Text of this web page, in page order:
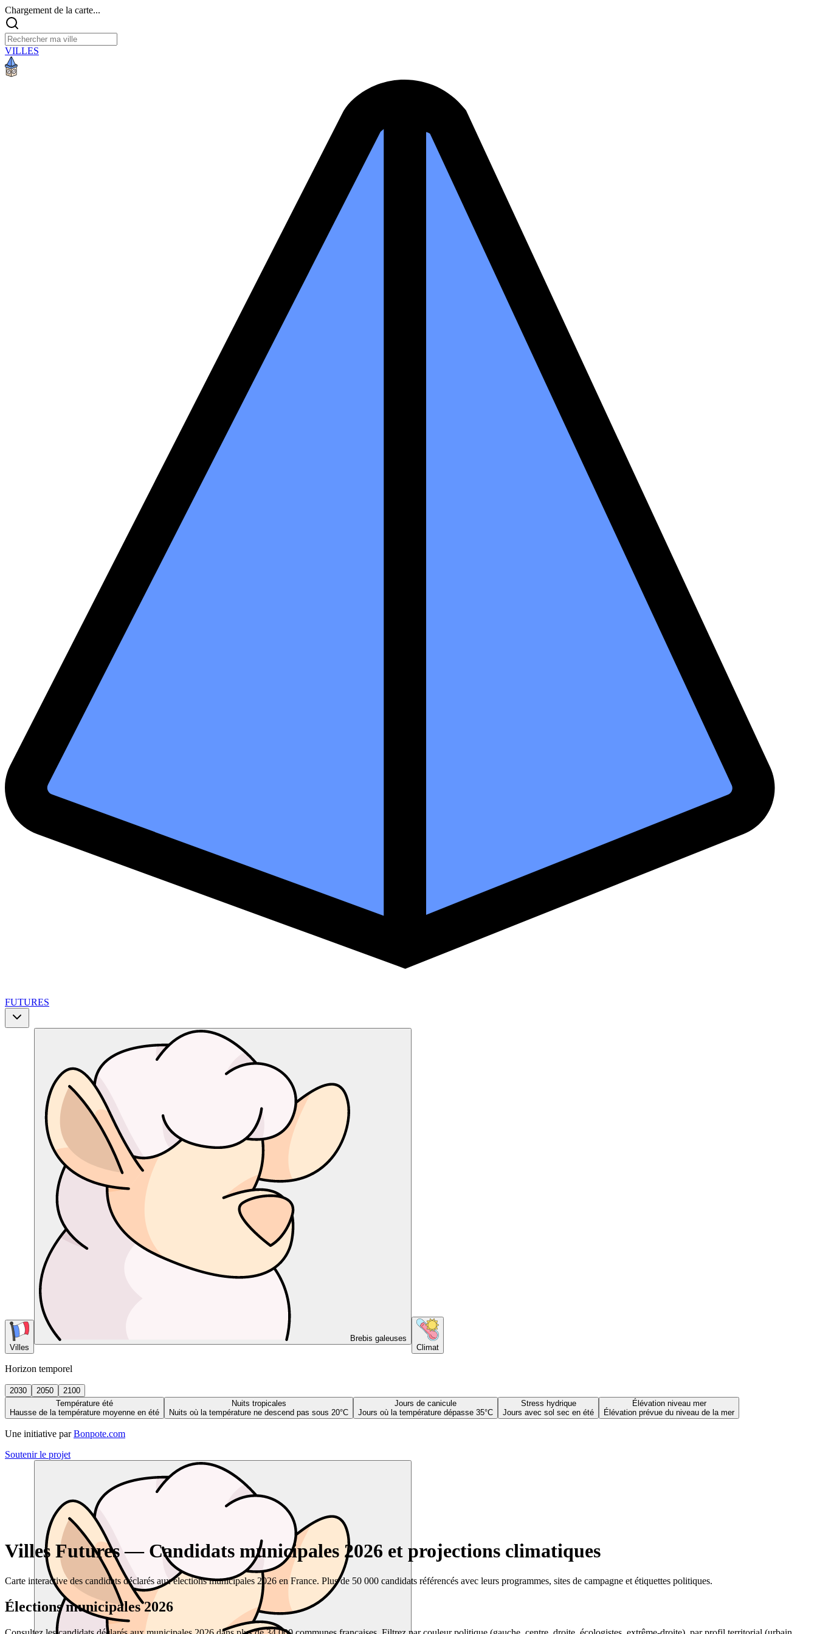
Chargement de la carte...
VILLES
FUTURES
Villes
Brebis galeuses
Climat
Horizon temporel
2030 2050
2100
Température été
Hausse de la température moyenne en été
Nuits tropicales
Nuits où la température ne descend pas sous 20°C
Jours de canicule
Jours où la température dépasse 35°C
Stress hydrique
Jours avec sol sec en été
Élévation niveau mer
Élévation prévue du niveau de la mer
Une initiative par Bonpote.com
Soutenir le projet
Villes Futures — Candidats municipales 2026 et projections climatiques
Carte interactive des candidats déclarés aux élections municipales 2026 en France. Plus de 50 000 candidats référencés avec leurs programmes, sites de campagne et étiquettes politiques.
Élections municipales 2026